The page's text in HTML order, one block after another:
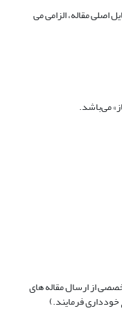
اصلی مقاله، الزامی می
می‌باشد.
از ارسال مقاله های
فرمایند.)